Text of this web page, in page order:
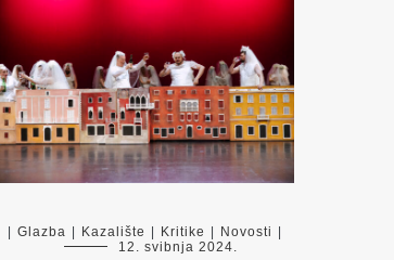
| Glazba | Kazalište | Kritike | Novosti |
12. svibnja 2024.